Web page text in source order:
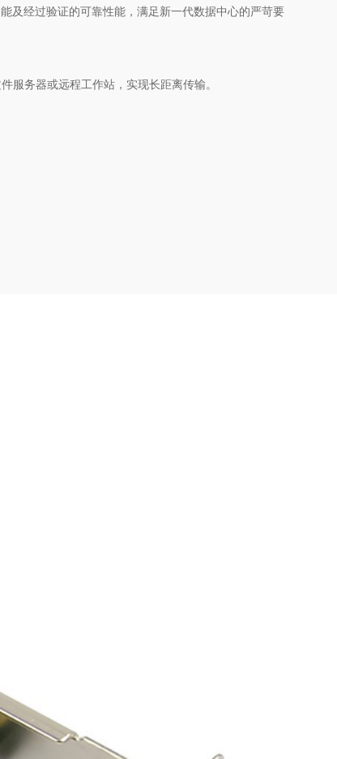
及经过验证的可靠性能，满足新一代数据中心的严苛要
服务器或远程工作站，实现长距离传输。